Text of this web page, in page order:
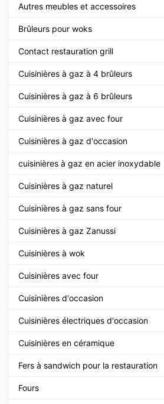
Autres meubles et accessoires
Brûleurs pour woks
Contact restauration grill
Cuisinières à gaz à 4 brûleurs
Cuisinières à gaz à 6 brûleurs
Cuisinières à gaz avec four
Cuisinières à gaz d'occasion
cuisinières à gaz en acier inoxydable
Cuisinières à gaz naturel
Cuisinières à gaz sans four
Cuisinières à gaz Zanussi
Cuisinières à wok
Cuisinières avec four
Cuisinières d'occasion
Cuisinières électriques d'occasion
Cuisinières en céramique
Fers à sandwich pour la restauration
Fours